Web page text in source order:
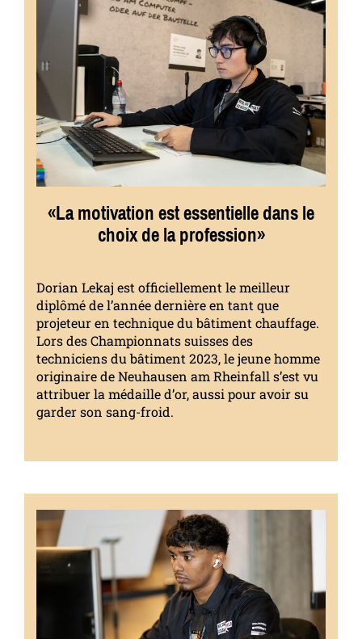
«La motivation est essentielle dans le
choix de la profession»
Dorian Lekaj est officiellement le meilleur
diplômé de l’année dernière en tant que
projeteur en technique du bâtiment chauffage.
Lors des Championnats suisses des
techniciens du bâtiment 2023, le jeune homme
originaire de Neuhausen am Rheinfall s’est vu
attribuer la médaille d’or, aussi pour avoir su
garder son sang-froid.